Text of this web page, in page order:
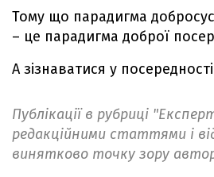
Тому що парадигма
– це парадигма доброї
А зізнаватися у
Публікації в рубриці
редакційними статтями і
винятково точку зору